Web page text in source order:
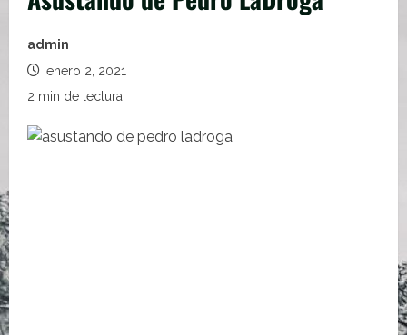
admin
enero 2, 2021
2 min de lectura